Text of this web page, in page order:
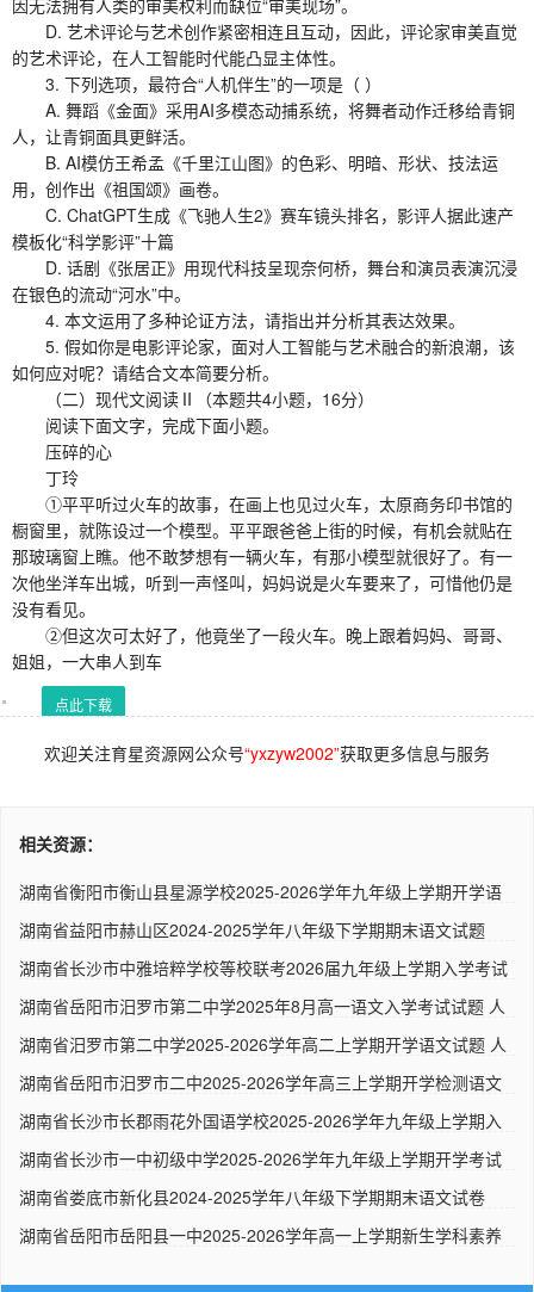
D. 艺术评论与艺术创作紧密相连且互动，因此，评论家审美直觉
的艺术评论，在人工智能时代能凸显主体性。
3. 下列选项，最符合“人机伴生”的一项是（ ）
A. 舞蹈《金面》采用AI多模态动捕系统，将舞者动作迁移给青铜
人，让青铜面具更鲜活。
B. AI模仿王希孟《千里江山图》的色彩、明暗、形状、技法运
用，创作出《祖国颂》画卷。
C. ChatGPT生成《飞驰人生2》赛车镜头排名，影评人据此速产
模板化“科学影评”十篇
D. 话剧《张居正》用现代科技呈现奈何桥，舞台和演员表演沉浸
在银色的流动“河水”中。
4. 本文运用了多种论证方法，请指出并分析其表达效果。
5. 假如你是电影评论家，面对人工智能与艺术融合的新浪潮，该
如何应对呢？请结合文本简要分析。
（二）现代文阅读Ⅱ（本题共4小题，16分）
阅读下面文字，完成下面小题。
压碎的心
丁玲
①平平听过火车的故事，在画上也见过火车，太原商务印书馆的
橱窗里，就陈设过一个模型。平平跟爸爸上街的时候，有机会就贴在
那玻璃窗上瞧。他不敢梦想有一辆火车，有那小模型就很好了。有一
次他坐洋车出城，听到一声怪叫，妈妈说是火车要来了，可惜他仍是
没有看见。
②但这次可太好了，他竟坐了一段火车。晚上跟着妈妈、哥哥、
姐姐，一大串人到车
点此下载
欢迎关注育星资源网公众号“yxzyw2002”获取更多信息与服务
相关资源：
湖南省衡阳市衡山县星源学校2025-2026学年九年级上学期开学语
湖南省益阳市赫山区2024-2025学年八年级下学期期末语文试题
湖南省长沙市中雅培粹学校等校联考2026届九年级上学期入学考试
湖南省岳阳市汨罗市第二中学2025年8月高一语文入学考试试题 人
湖南省汨罗市第二中学2025-2026学年高二上学期开学语文试题 人
湖南省岳阳市汨罗市二中2025-2026学年高三上学期开学检测语文
湖南省长沙市长郡雨花外国语学校2025-2026学年九年级上学期入
湖南省长沙市一中初级中学2025-2026学年九年级上学期开学考试
湖南省娄底市新化县2024-2025学年八年级下学期期末语文试卷
湖南省岳阳市岳阳县一中2025-2026学年高一上学期新生学科素养